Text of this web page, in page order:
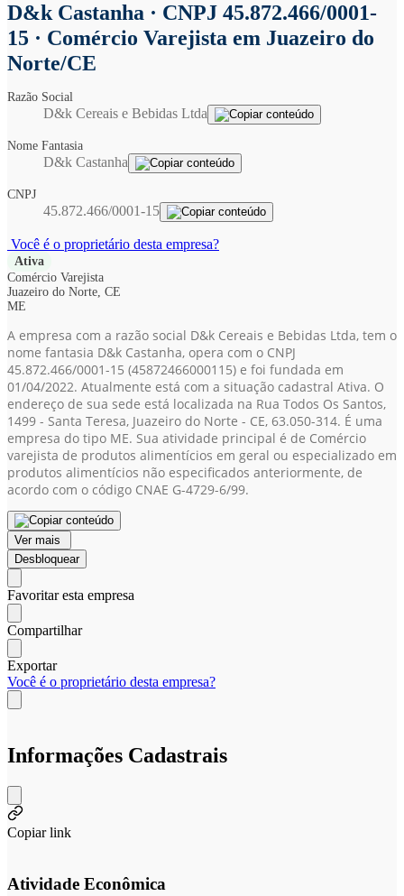
D&k Castanha · CNPJ 45.872.466/0001-
15 · Comércio Varejista em Juazeiro do
Norte/CE
Razão Social
D&k Cereais e Bebidas Ltda
Nome Fantasia
D&k Castanha
CNPJ
45.872.466/0001-15
Você é o proprietário desta empresa?
Ativa
Comércio Varejista
Juazeiro do Norte, CE
ME
A empresa com a razão social D&k Cereais e Bebidas Ltda, tem o
nome fantasia D&k Castanha, opera com o CNPJ
45.872.466/0001-15 (45872466000115) e foi fundada em
01/04/2022. Atualmente está com a situação cadastral Ativa. O
endereço de sua sede está localizada na Rua Todos Os Santos,
1499 - Santa Teresa, Juazeiro do Norte - CE, 63.050-314. É uma
empresa do tipo ME. Sua atividade principal é de Comércio
varejista de produtos alimentícios em geral ou especializado em
produtos alimentícios não especificados anteriormente, de
acordo com o código CNAE G-4729-6/99.
Ver mais
Desbloquear
Favoritar esta empresa
Compartilhar
Exportar
Você é o proprietário desta empresa?
Informações Cadastrais
Copiar link
Atividade Econômica